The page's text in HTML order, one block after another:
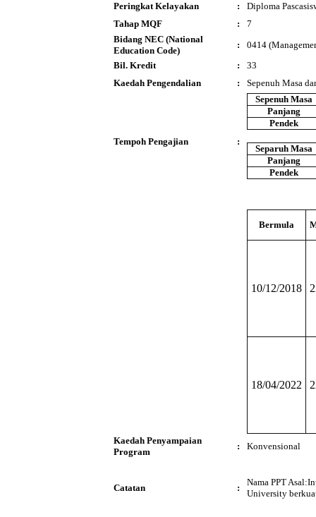
Peringkat Kelayakan
:
Diploma
Tahap MQF
:
7
Bidang NEC (National
Education Code)
:
0414
Bil. Kredit
:
33
Kaedah Pengendalian
: Sepenuh Masa
Tempoh Pengajian :
Sepenuh Masa
Panjang
Pendek
Separuh Masa
Panjang
Pendek
Bermula
10/12/2018
18/04/2022
Kaedah Penyampaian
Program
: Konvensional
Catatan :
Nama PPT
University